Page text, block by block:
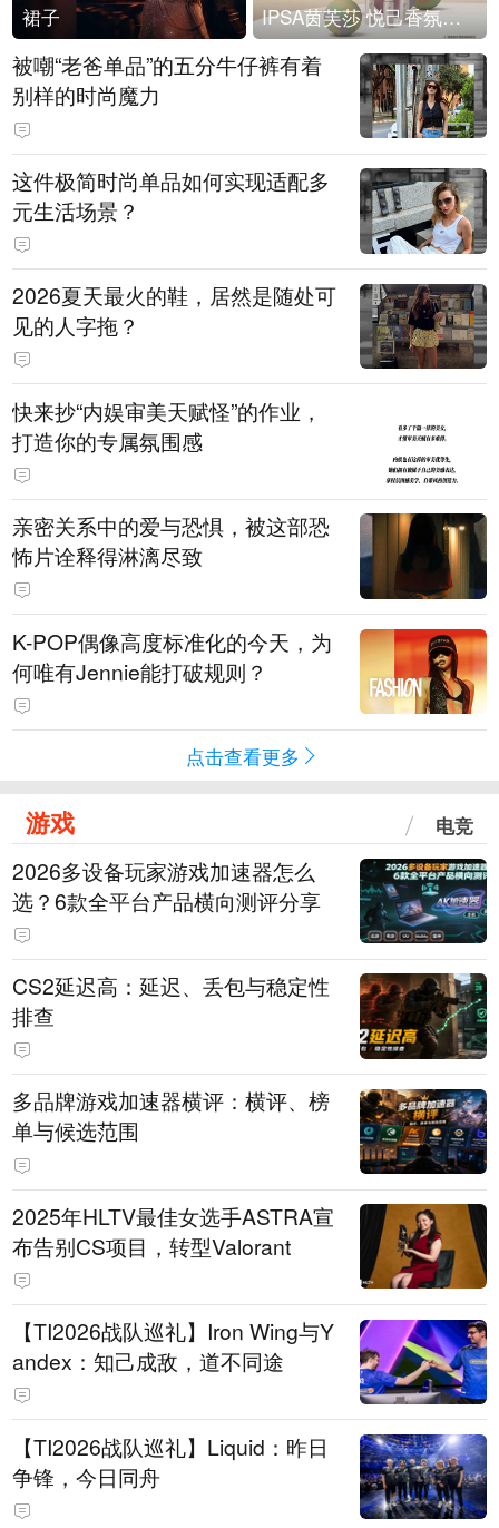
裙子 IPSA茵芙莎 悦己香氛凝露上市
被嘲“老爸单品”的五分牛仔裤有着
别样的时尚魔力
这件极简时尚单品如何实现适配多
元生活场景？
2026夏天最火的鞋，居然是随处可
见的人字拖？
快来抄“内娱审美天赋怪”的作业，
打造你的专属氛围感
亲密关系中的爱与恐惧，被这部恐
怖片诠释得淋漓尽致
K-POP偶像高度标准化的今天，为
何唯有Jennie能打破规则？
点击查看更多
游戏 电竞
2026多设备玩家游戏加速器怎么
选？6款全平台产品横向测评分享
CS2延迟高：延迟、丢包与稳定性
排查
多品牌游戏加速器横评：横评、榜
单与候选范围
2025年HLTV最佳女选手ASTRA宣
布告别CS项目，转型Valorant
【TI2026战队巡礼】Iron Wing与Y
andex：知己成敌，道不同途
【TI2026战队巡礼】Liquid：昨日
争锋，今日同舟